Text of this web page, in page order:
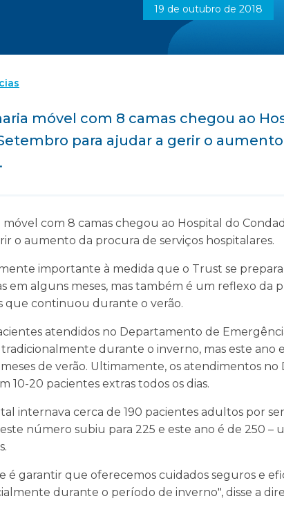
19 de outubro de 2018
móvel com 8 camas chegou ao
para ajudar a gerir o
com 8 camas chegou ao Hospital do
o aumento da procura de serviços hospitalares.
importante à medida que o Trust se prepara
em alguns meses, mas também é um reflexo da
que continuou durante o verão.
atendidos no Departamento de
tradicionalmente durante o inverno, mas este
de verão. Ultimamente, os atendimentos
10-20 pacientes extras todos os dias.
internava cerca de 190 pacientes adultos por
este número subiu para 225 e este ano é de 250
é garantir que oferecemos cuidados seguros e
durante o período de inverno", disse a